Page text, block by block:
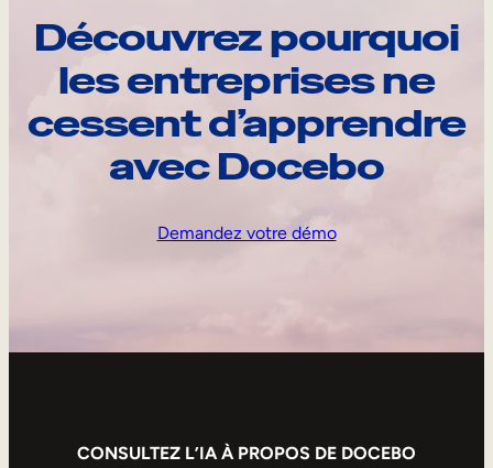
Découvrez pourquoi
les entreprises ne
cessent d’apprendre
avec Docebo
Demandez votre démo
CONSULTEZ L’IA À PROPOS DE DOCEBO